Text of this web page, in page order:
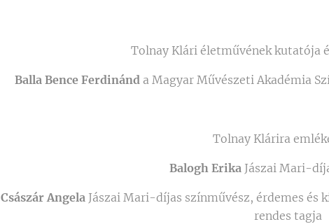
Tolnay Klári életművének kutatója
Balla Bence Ferdinánd a Magyar Művészeti Akadémia
Tolnay Klárira
Balogh Erika Jászai Mari-
Császár Angela Jászai Mari-díjas színművész, érdemes és
rendes tagja